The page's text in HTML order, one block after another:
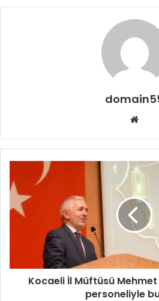
Web
Kocaeli İl Müftüsü Mehmet
personeliyle